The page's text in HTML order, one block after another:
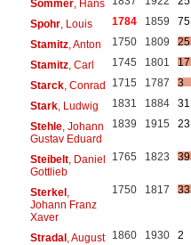
Sommer, Hans
Spohr, Louis 1784 1859
75
Stamitz, Anton 1750 1809
25
Stamitz, Carl 1745 1801
17
Starck, Conrad 1715 1787
3
Stark, Ludwig 1831 1884
31
Stehle, Johann
Gustav Eduard
1839 1915 23
Steibelt, Daniel
Gottlieb
1765 1823 39
Sterkel,
Johann Franz
Xaver
1750 1817 33
Stradal, August 1860 1930
2